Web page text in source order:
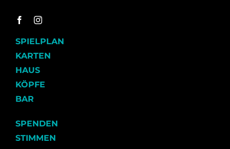
SPIELPLAN
KARTEN
HAUS
KÖPFE
BAR
SPENDEN
STIMMEN